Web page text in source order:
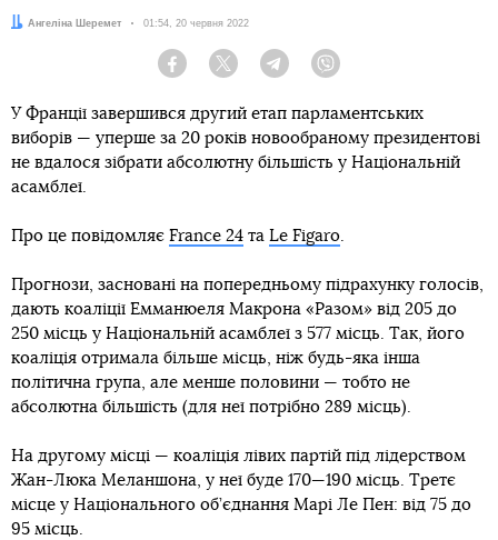
Автор:
Ангеліна Шеремет Дата:
01:54, 20 червня 2022
Facebook Twitter Telegram
У Франції завершився другий етап парламентських
виборів — уперше за 20 років новообраному президентові
не вдалося зібрати абсолютну більшість у Національній
асамблеї.
Про це повідомляє France 24 та Le Figaro.
Прогнози, засновані на попередньому підрахунку голосів,
дають коаліції Емманюеля Макрона «Разом» від 205 до
250 місць у Національній асамблеї з 577 місць. Так, його
коаліція отримала більше місць, ніж будь-яка інша
політична група, але менше половини — тобто не
абсолютна більшість (для неї потрібно 289 місць).
На другому місці — коаліція лівих партій під лідерством
Жан-Люка Меланшона, у неї буде 170—190 місць. Третє
місце у Національного об’єднання Марі Ле Пен: від 75 до
95 місць.